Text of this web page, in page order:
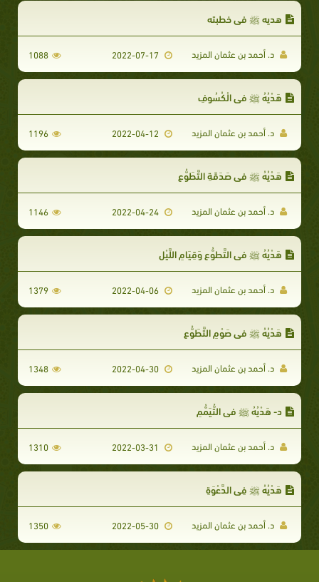
هديه ﷺ في خطبته
د. أحمد بن عثمان المزيد 1088
هَدْيُهُ ﷺ في الْكُسُوفِ
د. أحمد بن عثمان المزيد 1196
هَدْيُهُ ﷺ في صَدَقَةِ التَّطَوُّعِ
د. أحمد بن عثمان المزيد 1146
هَدْيُهُ ﷺ في التَّطوُّعِ وَقِيَامِ اللَّيْلِ
د. أحمد بن عثمان المزيد 1379
هَدْيُهُ ﷺ في صَوْمِ التَّطَوُّعِ
د. أحمد بن عثمان المزيد 1348
د- هَدْيُهُ ﷺ في التُّيَمُّمِ
د. أحمد بن عثمان المزيد 1310
هَدْيُهُ ﷺ فِي الدَّعْوَةِ
د. أحمد بن عثمان المزيد 1350